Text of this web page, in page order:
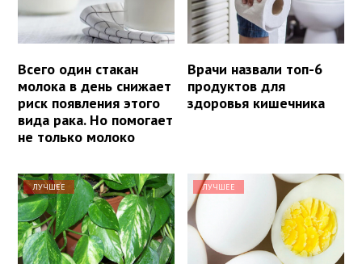
Всего один стакан
молока в день снижает
риск появления этого
вида рака. Но помогает
не только молоко
Врачи назвали топ-6
продуктов для
здоровья кишечника
ЛУЧШЕЕ ЛУЧШЕЕ